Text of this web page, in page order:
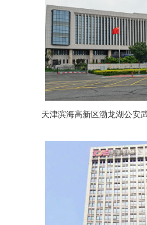
天津滨海高新区渤龙湖公安